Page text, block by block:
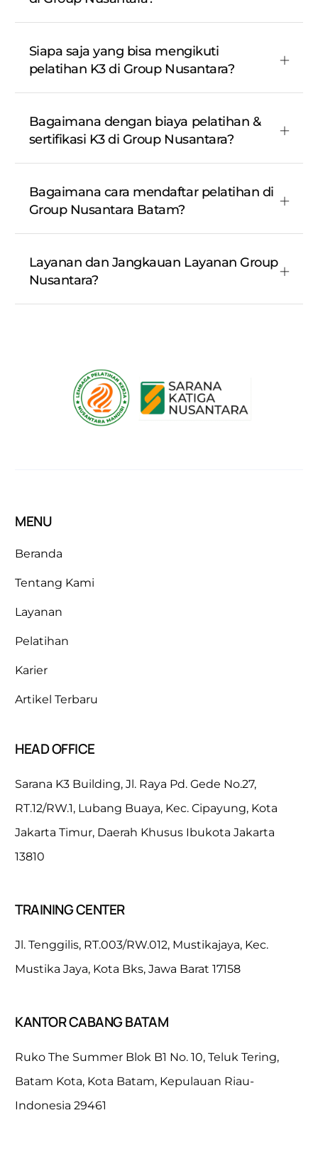
Siapa saja yang bisa mengikuti
pelatihan K3 di Group Nusantara?
Bagaimana dengan biaya pelatihan &
sertifikasi K3 di Group Nusantara?
Bagaimana cara mendaftar pelatihan di
Group Nusantara Batam?
Layanan dan Jangkauan Layanan Group
Nusantara?
MENU
Beranda
Tentang Kami
Layanan
Pelatihan
Karier
Artikel Terbaru
HEAD OFFICE
Sarana K3 Building, Jl. Raya Pd. Gede No.27,
RT.12/RW.1, Lubang Buaya, Kec. Cipayung, Kota
Jakarta Timur, Daerah Khusus Ibukota Jakarta
13810
TRAINING CENTER
Jl. Tenggilis, RT.003/RW.012, Mustikajaya, Kec.
Mustika Jaya, Kota Bks, Jawa Barat 17158
KANTOR CABANG BATAM
Ruko The Summer Blok B1 No. 10, Teluk Tering,
Batam Kota, Kota Batam, Kepulauan Riau-
Indonesia 29461